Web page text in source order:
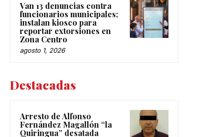
Van 13 denuncias contra
funcionarios municipales;
instalan kiosco para
reportar extorsiones en
Zona Centro
agosto 1, 2026
Destacadas
Arresto de Alfonso
Fernández Magallón “la
Quiringua” desatada